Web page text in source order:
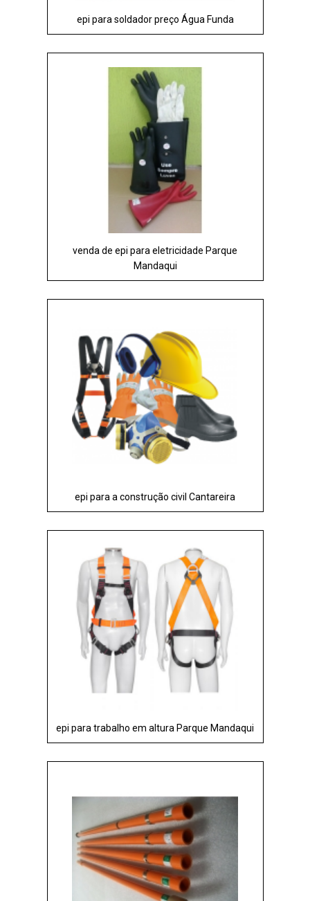
epi para soldador preço Água Funda
venda de epi para eletricidade Parque
Mandaqui
epi para a construção civil Cantareira
epi para trabalho em altura Parque Mandaqui